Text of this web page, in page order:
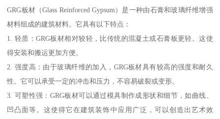
GRG板材（Glass Reinforced Gypsum）是一种由石膏和玻璃纤维增强
材料组成的建筑材料。它具有以下特点：
1. 轻质：GRG板材相对较轻，比传统的混凝土或石膏板更轻。这使
得安装和搬运更加方便。
2. 强度高：由于玻璃纤维的加入，GRG板材具有较高的强度和耐久
性。它可以承受一定的冲击和压力，不容易破裂或变形。
3. 可塑性强：GRG板材可以通过模具制作成形状和细节，如曲线、
凹凸面等。这使得它在建筑装饰中应用广泛，可以创造出艺术效